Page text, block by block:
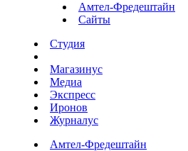
Амтел-Фредештайн
Сайты
Студия
Магазинус
Медиа
Экспресс
Иронов
Журналус
Амтел-Фредештайн